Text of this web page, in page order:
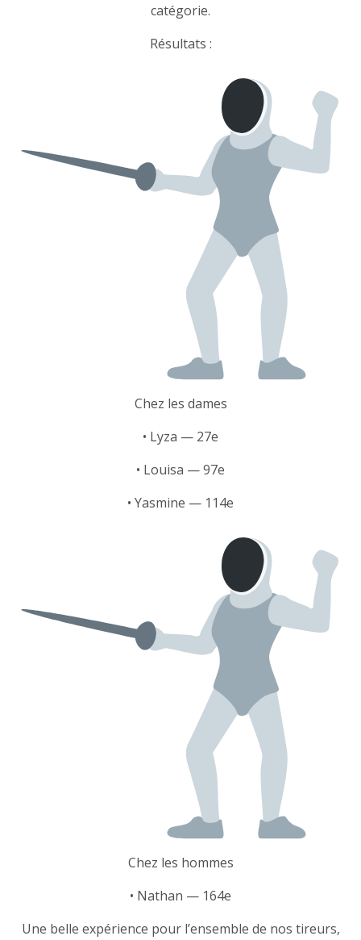
catégorie.
Résultats :
Chez les dames
• Lyza — 27e
• Louisa — 97e
• Yasmine — 114e
Chez les hommes
• Nathan — 164e
Une belle expérience pour l’ensemble de nos tireurs,